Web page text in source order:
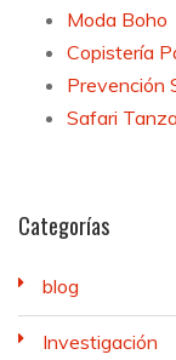
Moda Boho
Copistería
Prevención
Safari
Categorías
blog
Investigación